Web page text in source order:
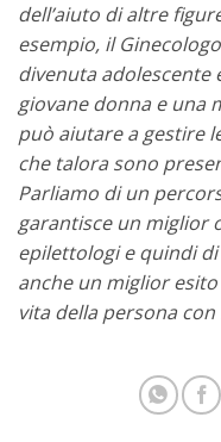
dell’aiuto di altre
esempio, il
divenuta adolescente
giovane donna e una
può aiutare a gestire
che talora sono
Parliamo di un
garantisce un miglior
epilettologi e quindi
anche un miglior
vita della persona con